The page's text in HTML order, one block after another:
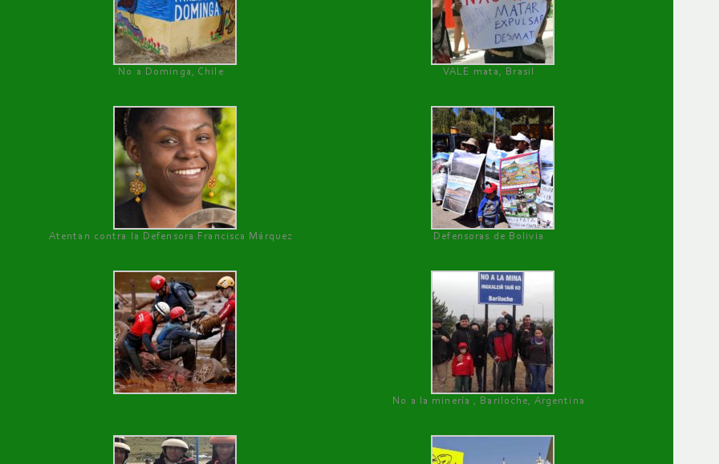
No a Dominga, Chile
VALE mata, Brasil
Atentan contra la Defensora Francisca Márquez Defensoras de Bolivia
No a la minería , Bariloche, Argentina